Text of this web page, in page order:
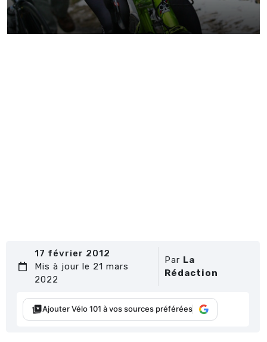
17 février 2012
Mis à jour le 21 mars
2022
Par La
Rédaction
Ajouter Vélo 101 à vos sources préférées